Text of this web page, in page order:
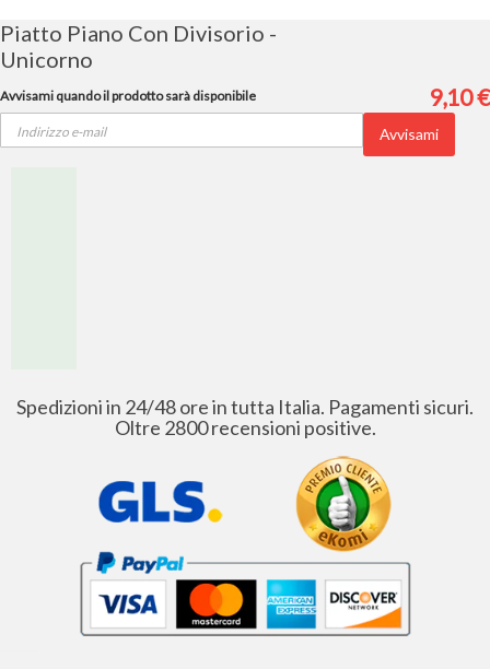
galleria
di
immagini
Piatto Piano Con Divisorio -
Unicorno
9,10 €
Avvisami quando il prodotto sarà disponibile
Avvisami
Spedizioni in 24/48 ore in tutta Italia. Pagamenti sicuri.
Oltre 2800 recensioni positive.